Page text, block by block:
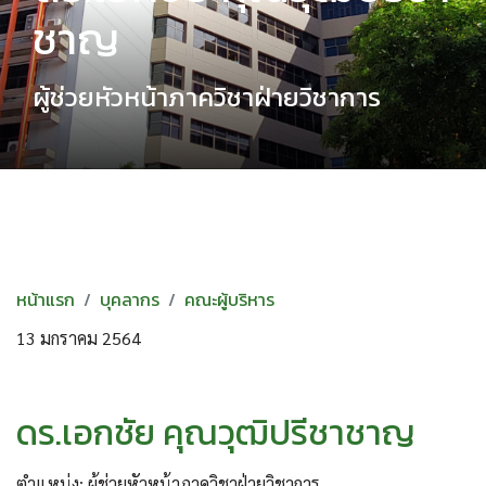
ชาญ
ผู้ช่วยหัวหน้าภาควิชาฝ่ายวิชาการ
หน้าแรก บุคลากร คณะผู้บริหาร
13 มกราคม 2564
ดร.เอกชัย คุณวุฒิปรีชาชาญ